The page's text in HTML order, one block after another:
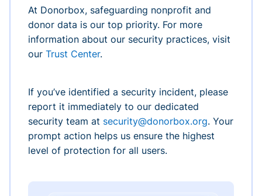
At Donorbox, safeguarding nonprofit and
donor data is our top priority. For more
information about our security practices, visit
our Trust Center.
If you’ve identified a security incident, please
report it immediately to our dedicated
security team at security@donorbox.org. Your
prompt action helps us ensure the highest
level of protection for all users.